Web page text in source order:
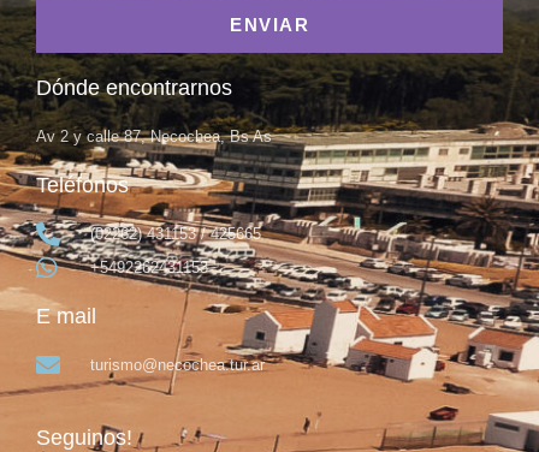
ENVIAR
Dónde encontrarnos
Av 2 y calle 87, Necochea, Bs As
Teléfonos
(02262) 431153 / 425665
+5492262431153
E mail
turismo@necochea.tur.ar
Seguinos!